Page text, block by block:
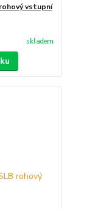
vstupní
skladem